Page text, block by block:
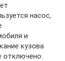
насос,
и
кузова
отключено.